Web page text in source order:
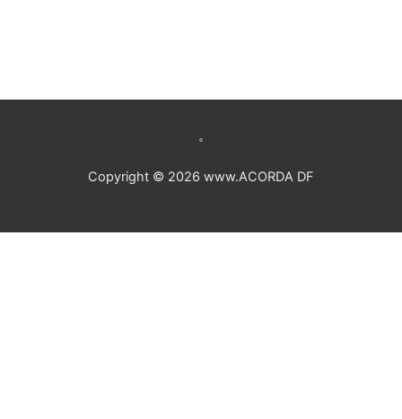
Copyright © 2026 www.ACORDA DF